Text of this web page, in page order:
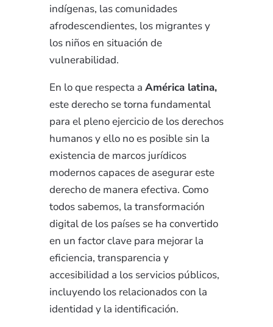
indígenas, las comunidades
afrodescendientes, los migrantes y
los niños en situación de
vulnerabilidad.
En lo que respecta a América latina,
estederecho se torna fundamental
para el pleno ejercicio de los derechos
humanos y ello no es posible sin la
existencia de marcos jurídicos
modernos capaces de asegurar este
derecho de manera efectiva. Como
todos sabemos, la transformación
digital de los países se ha convertido
en un factor clave para mejorar la
eficiencia, transparencia y
accesibilidad a los servicios públicos,
incluyendo los relacionados con la
identidad y la identificación.